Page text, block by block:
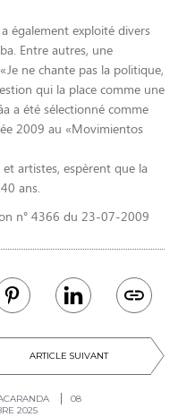
ARTICLE SUIVANT
08
2025
également exploité divers
Entre autres, une
ne chante pas la politique,
qui la place comme une
a été sélectionné comme
2009 au «Movimientos
artistes, espèrent que la
ans.
n° 4366 du 23-07-2009